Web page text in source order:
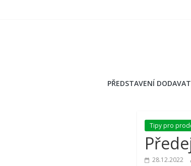
PŘEDSTAVENÍ
Tipy pro
28.12.2022